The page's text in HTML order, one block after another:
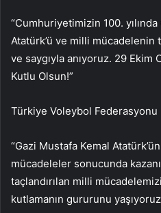
“Cumhuriyetimizin 100.
Atatürk’ü ve milli mücadelenin
ve saygıyla anıyoruz. 29 Ekim
Kutlu Olsun!”
Türkiye Voleybol Federasyonu
“Gazi Mustafa Kemal
mücadeleler sonucunda
taçlandırılan milli
kutlamanın gururunu